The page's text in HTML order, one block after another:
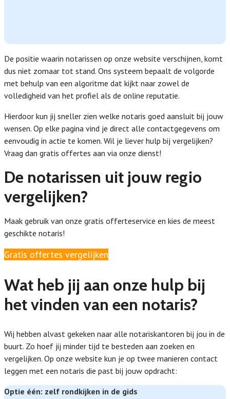
De positie waarin notarissen op onze website verschijnen, komt
dus niet zomaar tot stand. Ons systeem bepaalt de volgorde
met behulp van een algoritme dat kijkt naar zowel de
volledigheid van het profiel als de online reputatie.
Hierdoor kun jij sneller zien welke notaris goed aansluit bij jouw
wensen. Op elke pagina vind je direct alle contactgegevens om
eenvoudig in actie te komen. Wil je liever hulp bij vergelijken?
Vraag dan gratis offertes aan via onze dienst!
De notarissen uit jouw regio
vergelijken?
Maak gebruik van onze gratis offerteservice en kies de meest
geschikte notaris!
Gratis offertes vergelijken
Wat heb jij aan onze hulp bij
het vinden van een notaris?
Wij hebben alvast gekeken naar alle notariskantoren bij jou in de
buurt. Zo hoef jij minder tijd te besteden aan zoeken en
vergelijken. Op onze website kun je op twee manieren contact
leggen met een notaris die past bij jouw opdracht:
Optie één: zelf rondkijken in de gids